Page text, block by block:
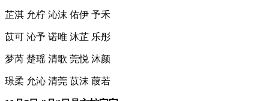
芷淇 允柠 沁沫 佑伊 予禾
苡可 沁予 诺唯 沐芷 乐彤
梦芮 楚瑶 清歌 莞悦 沐颜
璟柔 允沁 清莞 苡沫 葭若